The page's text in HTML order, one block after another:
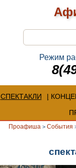
Режим
СПЕКТАКЛИ
Проафиша > События